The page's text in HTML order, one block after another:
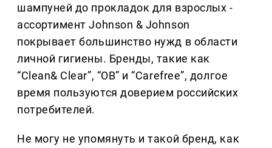
шампуней до прокладок для взрослых -
ассортимент Johnson & Johnson
покрывает большинство нужд в области
личной гигиены. Бренды, такие как
“Clean& Clear”, “OB” и “Carefree”, долгое
время пользуются доверием российских
потребителей.
Не могу не упомянуть и такой бренд, как